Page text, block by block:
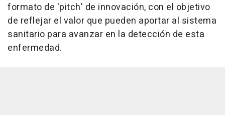
formato de 'pitch' de innovación, con el objetivo
de reflejar el valor que pueden aportar al sistema
sanitario para avanzar en la detección de esta
enfermedad.